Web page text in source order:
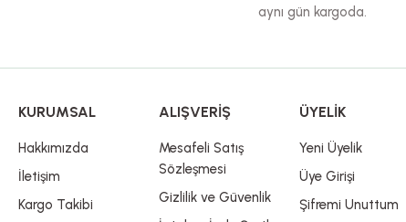
aynı gün kargoda.
KURUMSAL
Hakkımızda
İletişim
Kargo Takibi
ALIŞVERİŞ
Mesafeli Satış
Sözleşmesi
Gizlilik ve Güvenlik
ÜYELİK
Yeni Üyelik
Üye Girişi
Şifremi Unuttum